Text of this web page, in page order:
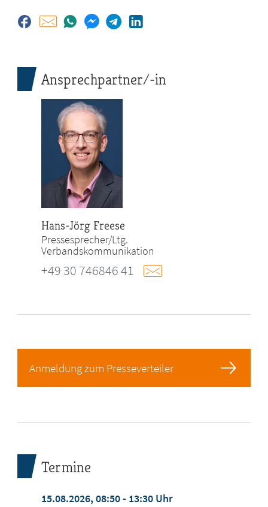
Ansprechpartner/-in
Hans-Jörg Freese
Pressesprecher/Ltg.
Verbandskommunikation
+49 30 746846 41
Anmeldung zum Presseverteiler
Termine
15.08.2026, 08:50 - 13:30 Uhr